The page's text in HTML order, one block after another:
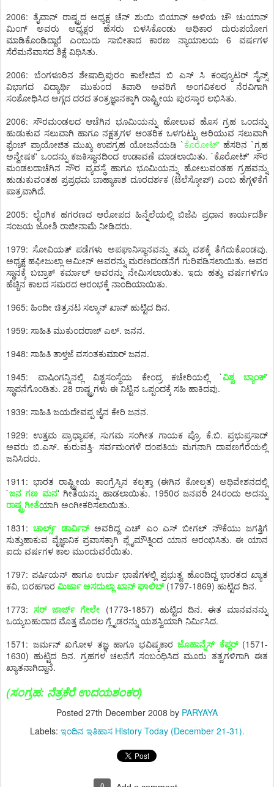
2006: ತೈವಾನ್ ರಾಷ್ಟ್ರದ ಅಧ್ಯಕ್ಷ ಚೆನ್ ಶುಯಿ ಬಿಯಾನ್ ಅಳಿಯ ಚೌ ಚುಯಾನ್
ಮಿಂಗ್ ಅವರು ಅಧ್ಯಕ್ಷರ ಹೆಸರು ಬಳಸಿಕೊಂಡು ಅಧಿಕಾರ ದುರುಪಯೋಗ
ಮಾಡಿಕೊಂಡಿದ್ದಾರೆ ಎಂಬುದು ಸಾಬೀತಾದ ಕಾರಣ ನ್ಯಾಯಾಲಯ 6 ವರ್ಷಗಳ
ಸೆರೆಮನೆವಾಸದ ಶಿಕ್ಷೆ ವಿಧಿಸಿತು.
2006: ಬೆಂಗಳೂರಿನ ಶೇಷಾದ್ರಿಪುರಂ ಕಾಲೇಜಿನ ಬಿ ಎಸ್ ಸಿ ಕಂಪ್ಯೂಟರ್ ಸೈನ್ಸ್
ವಿಭಾಗದ ವಿದ್ಯಾರ್ಥಿ ಮುಕುಂದ ತಿವಾರಿ ಅವರಿಗೆ ಅಂಗವಿಕಲರ ನೆರವಿಗಾಗಿ
ಸಂಶೋಧಿಸಿದ ಅಗ್ಗದ ದರದ ತಂತ್ರಜ್ಞಾನಕ್ಕಾಗಿ ರಾಷ್ಟ್ರೀಯ ಪುರಸ್ಕಾರ ಲಭಿಸಿತು.
2006: ಸೌರಮಂಡಲದ ಆಚೆಗಿನ ಭೂಮಿಯನ್ನು ಹೋಲುವ ಹೊಸ ಗ್ರಹ ಒಂದನ್ನು
ಹುಡುಕುವ ಸಲುವಾಗಿ ಹಾಗೂ ನಕ್ಷತ್ರಗಳ ಆಂತರಿಕ ಒಳಗುಟ್ಟು ಅರಿಯುವ ಸಲುವಾಗಿ
ಫ್ರೆಂಚ್ ಪ್ರಾಯೋಜಿತ ಮುಖ್ಯ ಉಪಗ್ರಹ ಯೋಜನೆಯಡಿ `ಕೊರೋಟ್' ಹೆಸರಿನ `ಗ್ರಹ
ಅನ್ವೇಷಕ' ಒಂದನ್ನು ಕಜಕಿಸ್ಥಾನದಿಂದ ಉಡಾವಣೆ ಮಾಡಲಾಯಿತು. `ಕೊರೋಟ್' ಸೌರ
ಮಂಡಲದಾಚೆಗಿನ ಸೌರ ವ್ಯವಸ್ಥೆ ಹಾಗೂ ಭೂಮಿಯನ್ನು ಹೋಲುವಂತಹ ಗ್ರಹವನ್ನು
ಹುಡುಕುವಂತಹ ಪ್ರಪ್ರಥಮ ಬಾಹ್ಯಾಕಾಶ ದೂರದರ್ಶಕ (ಟೆಲೆಸ್ಕೋಪ್) ಎಂಬ ಹೆಗ್ಗಳಿಕೆಗೆ
ಪಾತ್ರವಾಗಿದೆ.
2005: ಲೈಂಗಿಕ ಹಗರಣದ ಆರೋಪದ ಹಿನ್ನೆಲೆಯಲ್ಲಿ ಬಿಜೆಪಿ ಪ್ರಧಾನ ಕಾರ್ಯದರ್ಶಿ
ಸಂಜಯ ಜೋಶಿ ರಾಜೀನಾಮೆ ನೀಡಿದರು.
1979: ಸೋವಿಯತ್ ಪಡೆಗಳು ಅಪಘಾನಿಸ್ಥಾನವನ್ನು ತಮ್ಮ ವಶಕ್ಕೆ ತೆಗೆದುಕೊಂಡವು.
ಅಧ್ಯಕ್ಷ ಹಫೀಜುಲ್ಲಾ ಅಮೀನ್ ಅವರನ್ನು ಮರಣದಂಡನೆಗೆ ಗುರಿಪಡಿಸಲಾಯಿತು. ಅವರ
ಸ್ಥಾನಕ್ಕೆ ಬಬ್ರಾಕ್ ಕರ್ಮಾಲ್ ಅವರನ್ನು ನೇಮಿಸಲಾಯಿತು. ಇದು ಹತ್ತು ವರ್ಷಗಳಿಗೂ
ಹೆಚ್ಚಿನ ಕಾಲದ ಸಮರದ ಆರಂಭಕ್ಕೆ ನಾಂದಿಯಾಯಿತು.
1965: ಹಿಂದೀ ಚಿತ್ರನಟ ಸಲ್ಮಾನ್ ಖಾನ್ ಹುಟ್ಟಿದ ದಿನ.
1959: ಸಾಹಿತಿ ಮುಕುಂದರಾಜ್ ಎಲ್. ಜನನ.
1948: ಸಾಹಿತಿ ತಾಳ್ತಜೆ ವಸಂತಕುಮಾರ್ ಜನನ.
1945: ವಾಷಿಂಗನ್ನಿನಲ್ಲಿ ವಿಶ್ವಸಂಸ್ಥೆಯ ಕೇಂದ್ರ ಕಚೇರಿಯಲ್ಲಿ `ವಿಶ್ವ ಬ್ಯಾಂಕ್'
ಸ್ಥಾಪನೆಗೊಂಡಿತು. 28 ರಾಷ್ಟ್ರಗಳು ಈ ನಿಟ್ಟಿನ ಒಪ್ಪಂದಕ್ಕೆ ಸಹಿ ಹಾಕಿದವು.
1939: ಸಾಹಿತಿ ಜಯದೇವಪ್ಪ ಜೈನ ಕೇರಿ ಜನನ.
1929: ಉತ್ತಮ ಪ್ರಾಧ್ಯಾಪಕ, ಸುಗಮ ಸಂಗೀತ ಗಾಯಕ ಪ್ರೊ. ಕೆ.ಬಿ. ಪ್ರಭುಪ್ರಸಾದ್
ಅವರು ಬಿ.ಎಸ್. ಕುರುವತ್ತಿ- ಸರ್ವಮಂಗಳೆ ದಂಪತಿಯ ಮಗನಾಗಿ ದಾವಣಗೆರೆಯಲ್ಲಿ
ಜನಿಸಿದರು.
1911: ಭಾರತ ರಾಷ್ಟ್ರೀಯ ಕಾಂಗ್ರೆಸ್ಸಿನ ಕಲ್ಕತ್ತಾ (ಈಗಿನ ಕೋಲ್ಕತ) ಅಧಿವೇಶನದಲ್ಲಿ
`ಜನ ಗಣ ಮನ' ಗೀತೆಯನ್ನು ಹಾಡಲಾಯಿತು. 1950ರ ಜನವರಿ 24ರಂದು ಅದನ್ನು
ರಾಷ್ಟ್ರಗೀತೆಯಾಗಿ ಅಂಗೀಕರಿಸಲಾಯಿತು.
1831:ಚಾರ್ಲ್ಸ್ ಡಾರ್ವಿನ್ಅವರಿದ್ದ ಎಚ್ ಎಂ ಎಸ್ ಬೀಗಲ್ ನೌಕೆಯು ಜಗತ್ತಿಗೆ
ಸುತ್ತುಹಾಕುವ ವೈಜ್ಞಾನಿಕ ಪ್ರವಾಸಕ್ಕಾಗಿ ಪ್ಲೈಮೌತ್ನಿಂದ ಯಾನ ಆರಂಭಿಸಿತು. ಈ ಯಾನ
ಐದು ವರ್ಷಗಳ ಕಾಲ ಮುಂದುವರೆಯಿತು.
1797: ಪರ್ಷಿಯನ್ ಹಾಗೂ ಉರ್ದು ಭಾಷೆಗಳಲ್ಲಿ ಪ್ರಭುತ್ವ ಹೊಂದಿದ್ದ ಭಾರತದ ಖ್ಯಾತ
ಕವಿ, ಬರಹಗಾರ ಮಿರ್ಜಾ ಅಸದುಲ್ಲಾ ಖಾನ್ ಘಾಲಿಬ್(1797-1869) ಹುಟ್ಟಿದ ದಿನ.
1773:ಸರ್ ಜಾರ್ಜ್ ಗೇಲೇ (1773-1857) ಹುಟ್ಟಿದ ದಿನ. ಈತ ಮಾನವನನ್ನು
ಒಯ್ಯಬಹುದಾದ ಮೊತ್ತ ಮೊದಲ ಗ್ಲೈಡರನ್ನು ಯಶಸ್ವಿಯಾಗಿ ನಿರ್ಮಿಸಿದ.
1571: ಜರ್ಮನ್ ಖಗೋಳ ತಜ್ಞ ಹಾಗೂ ಭವಿಷ್ಯಕಾರ ಜೊಹಾನ್ನೆಸ್ ಕೆಪ್ಲರ್(1571-
1630) ಹುಟ್ಟಿದ ದಿನ. ಗ್ರಹಗಳ ಚಲನೆಗೆ ಸಂಬಂಧಿಸಿದ ಮೂರು ತತ್ವಗಳಿಗಾಗಿ ಈತ
ಖ್ಯಾತನಾಗಿದ್ದಾನೆ.
(ಸಂಗ್ರಹ: ನೆತ್ರಕೆರೆ ಉದಯಶಂಕರ)
Posted 27th December 2008 by PARYAYA
Labels: ಇಂದಿನ ಇತಿಹಾಸ History Today (December 21-31).